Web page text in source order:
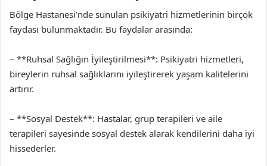
Bölge Hastanesi’nde sunulan psikiyatri hizmetlerinin birçok
faydası bulunmaktadır. Bu faydalar arasında:
– **Ruhsal Sağlığın İyileştirilmesi**: Psikiyatri hizmetleri,
bireylerin ruhsal sağlıklarını iyileştirerek yaşam kalitelerini
artırır.
– **Sosyal Destek**: Hastalar, grup terapileri ve aile
terapileri sayesinde sosyal destek alarak kendilerini daha iyi
hissederler.